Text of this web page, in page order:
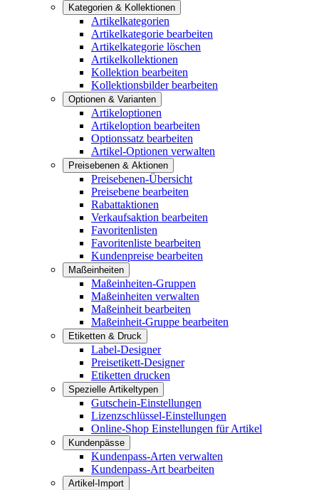
Kategorien & Kollektionen
Artikelkategorien
Artikelkategorie bearbeiten
Artikelkategorie löschen
Artikelkollektionen
Kollektion bearbeiten
Kollektionsbilder bearbeiten
Optionen & Varianten
Artikeloptionen
Artikeloption bearbeiten
Optionssatz bearbeiten
Artikel-Optionen verwalten
Preisebenen & Aktionen
Preisebenen-Übersicht
Preisebene bearbeiten
Rabattaktionen
Verkaufsaktion bearbeiten
Favoritenlisten
Favoritenliste bearbeiten
Kundenpreise bearbeiten
Maßeinheiten
Maßeinheiten-Gruppen
Maßeinheiten verwalten
Maßeinheit bearbeiten
Maßeinheit-Gruppe bearbeiten
Etiketten & Druck
Label-Designer
Preisetikett-Designer
Etiketten drucken
Spezielle Artikeltypen
Gutschein-Einstellungen
Lizenzschlüssel-Einstellungen
Online-Shop Einstellungen für Artikel
Kundenpässe
Kundenpass-Arten verwalten
Kundenpass-Art bearbeiten
Artikel-Import